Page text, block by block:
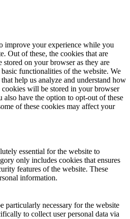
improve your experience while you
Out of these, the cookies that are
stored on your browser as they are
functionalities of the website. We
help us analyze and understand how
cookies will be stored in your browser
have the option to opt-out of these
of these cookies may affect your
essential for the website to
only includes cookies that ensures
features of the website. These
information.
particularly necessary for the website
to collect user personal data via